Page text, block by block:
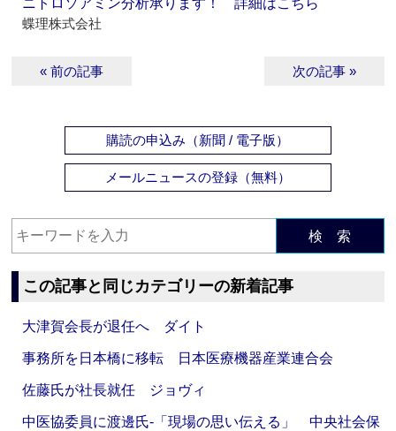
ニトロソアミン分析承ります！ 詳細はこちら
蝶理株式会社
« 前の記事 次の記事 »
購読の申込み（新聞 / 電子版）
メールニュースの登録（無料）
検 索
この記事と同じカテゴリーの新着記事
大津賀会長が退任へ ダイト
事務所を日本橋に移転 日本医療機器産業連合会
佐藤氏が社長就任 ジョヴィ
中医協委員に渡邊氏‐「現場の思い伝える」 中央社会保